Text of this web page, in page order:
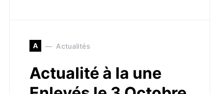
A Actualités
Actualité à la une